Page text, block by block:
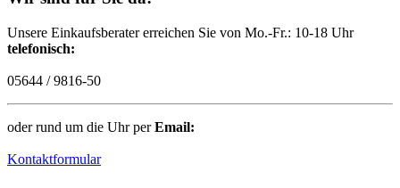
Unsere Einkaufsberater erreichen Sie von Mo.-Fr.: 10-18 Uhr
telefonisch:
05644 / 9816-50
oder rund um die Uhr perEmail:
Kontaktformular